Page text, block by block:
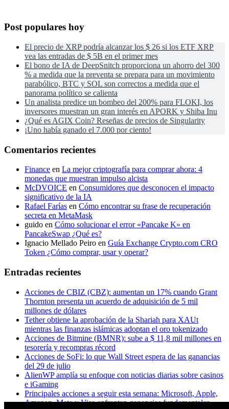
Post populares hoy
El precio de XRP podría alcanzar los $ 26 si los ETF XRP
vea las entradas de $ 5B en el primer mes
El bono de IA de DeepSnitch proporciona un ahorro del 300
% a medida que la preventa se prepara para un movimiento
parabólico, BTC y SOL son correctos a medida que el
panorama político se calienta
Un analista predice un bombeo del 200% para FLOKI, los
inversores muestran un gran interés en APORK y Shiba Inu
¿Qué es AGIX Coin? Reseñas de precios de Singularity
¡Uno había ganado el 7.000 por ciento!
Comentarios recientes
Finance en La mejor criptografía para comprar ahora: 4
monedas que muestran impulso alcista
McDVOICE en Consumidores que desconocen el impacto
significativo de la IA
Rafael Farías en Cómo encontrar su frase de recuperación
secreta en MetaMask
guido en Cómo solucionar el error «Pancake K» en
PancakeSwap ¿Qué es?
Ignacio Mellado Peiro en Guía Exchange Crypto.com CRO
Token ¿Cómo comprar, usar y operar?
Entradas recientes
Acciones de CBIZ (CBZ): aumentan un 17% cuando Grant
Thornton presenta un acuerdo de adquisición de 5 mil
millones de dólares
Tether obtiene la aprobación de la Shariah para XAUt
mientras las finanzas islámicas adoptan el oro tokenizado
Acciones de Bitmine (BMNR): sube a $ 11,8 mil millones en
tesorería y recompras récord
Acciones de SoFi: lo que Wall Street espera de las ganancias
del 29 de julio
AlienWP amplía su enfoque con noticias diarias sobre casinos
e iGaming
Principales acciones a seguir esta semana: Microsoft, Apple,
Amazon, Meta y Visa enfrentan ganancias fundamentales